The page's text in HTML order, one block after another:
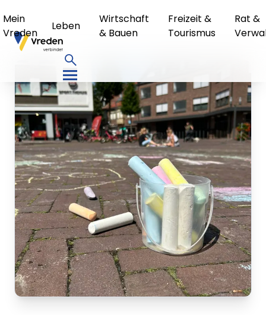
Mein
Vreden
Leben
Wirtschaft
& Bauen
Freizeit &
Tourismus
Rat &